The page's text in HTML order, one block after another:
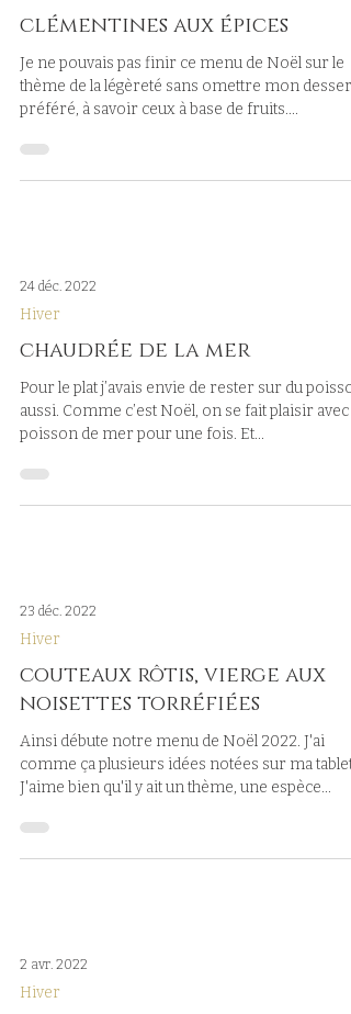
clémentines aux épices
Je ne pouvais pas finir ce menu de Noël sur le
thème de la légèreté sans omettre mon dessert
préféré, à savoir ceux à base de fruits....
24 déc. 2022
Hiver
chaudrée de la mer
Pour le plat j’avais envie de rester sur du
aussi. Comme c’est Noël, on se fait plaisir avec
poisson de mer pour une fois. Et...
23 déc. 2022
Hiver
couteaux rôtis, vierge aux
noisettes torréfiées
Ainsi débute notre menu de Noël 2022. J'ai
comme ça plusieurs idées notées sur ma
J'aime bien qu'il y ait un thème, une espèce...
2 avr. 2022
Hiver